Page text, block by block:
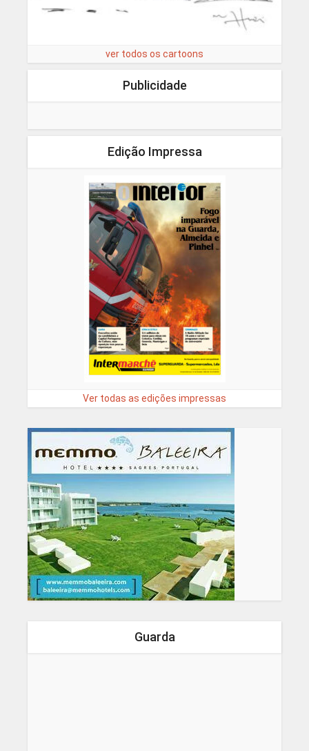
ver todos os cartoons
Publicidade
Edição Impressa
Ver todas as edições impressas
Guarda